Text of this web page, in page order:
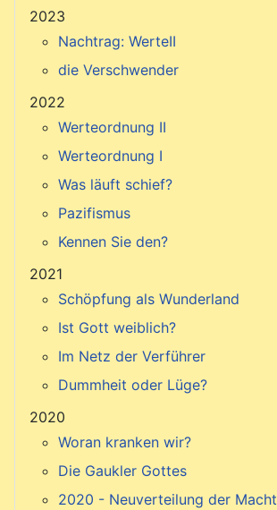
2023
Nachtrag: WerteII
die Verschwender
2022
Werteordnung II
Werteordnung I
Was läuft schief?
Pazifismus
Kennen Sie den?
2021
Schöpfung als Wunderland
Ist Gott weiblich?
Im Netz der Verführer
Dummheit oder Lüge?
2020
Woran kranken wir?
Die Gaukler Gottes
2020 - Neuverteilung der Macht